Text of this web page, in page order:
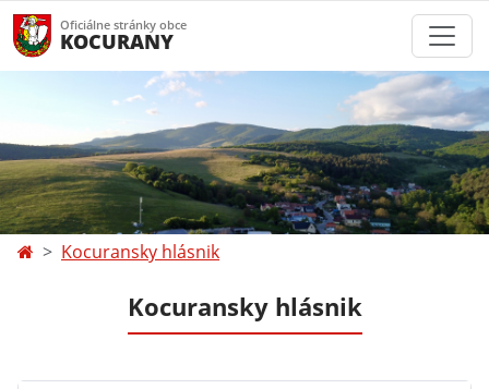
Oficiálne stránky obce
KOCURANY
Kocuransky hlásnik
Kocuransky hlásnik